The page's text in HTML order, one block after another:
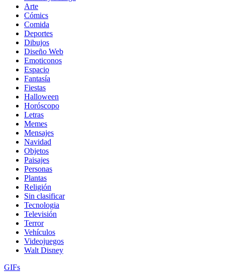
Arte
Cómics
Comida
Deportes
Dibujos
Diseño Web
Emoticonos
Espacio
Fantasía
Fiestas
Halloween
Horóscopo
Letras
Memes
Mensajes
Navidad
Objetos
Paisajes
Personas
Plantas
Religión
Sin clasificar
Tecnologia
Televisión
Terror
Vehículos
Videojuegos
Walt Disney
GIFs